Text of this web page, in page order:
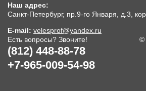
Наш адрес:
Санкт-Петербург, пр.9-го Января, д.3,
E-mail: velesprof@yandex.ru
Есть вопросы? Звоните!
(812) 448-88-78
+7-965-009-54-98
©